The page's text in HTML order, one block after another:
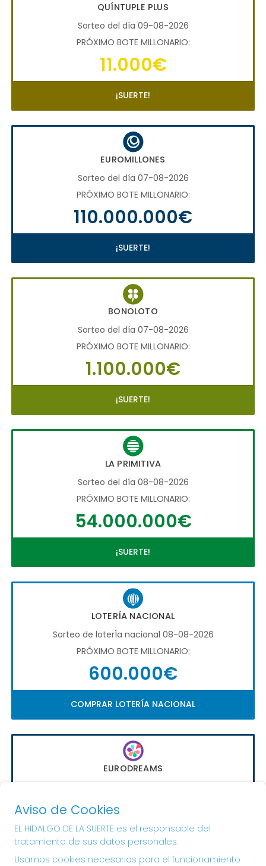
QUÍNTUPLE PLUS
Sorteo del día 09-08-2026
PRÓXIMO BOTE MILLONARIO:
11.000€
¡SUERTE!
EUROMILLONES
Sorteo del día 07-08-2026
PRÓXIMO BOTE MILLONARIO:
110.000.000€
¡SUERTE!
BONOLOTO
Sorteo del día 07-08-2026
PRÓXIMO BOTE MILLONARIO:
1.100.000€
¡SUERTE!
LA PRIMITIVA
Sorteo del día 08-08-2026
PRÓXIMO BOTE MILLONARIO:
54.000.000€
¡SUERTE!
LOTERÍA NACIONAL
Sorteo de loterÍa nacional 08-08-2026
PRÓXIMO BOTE MILLONARIO:
600.000€
COMPRAR LOTERÍA NACIONAL
EURODREAMS
PRÓXIMO BOTE MILLONARIO:
20.000€
¡SUERTE!
Aviso de Cookies
EL HIDALGO DE LA SUERTE es el responsable del
tratamiento de sus datos personales.
Usamos cookies necesarias para el funcionamiento